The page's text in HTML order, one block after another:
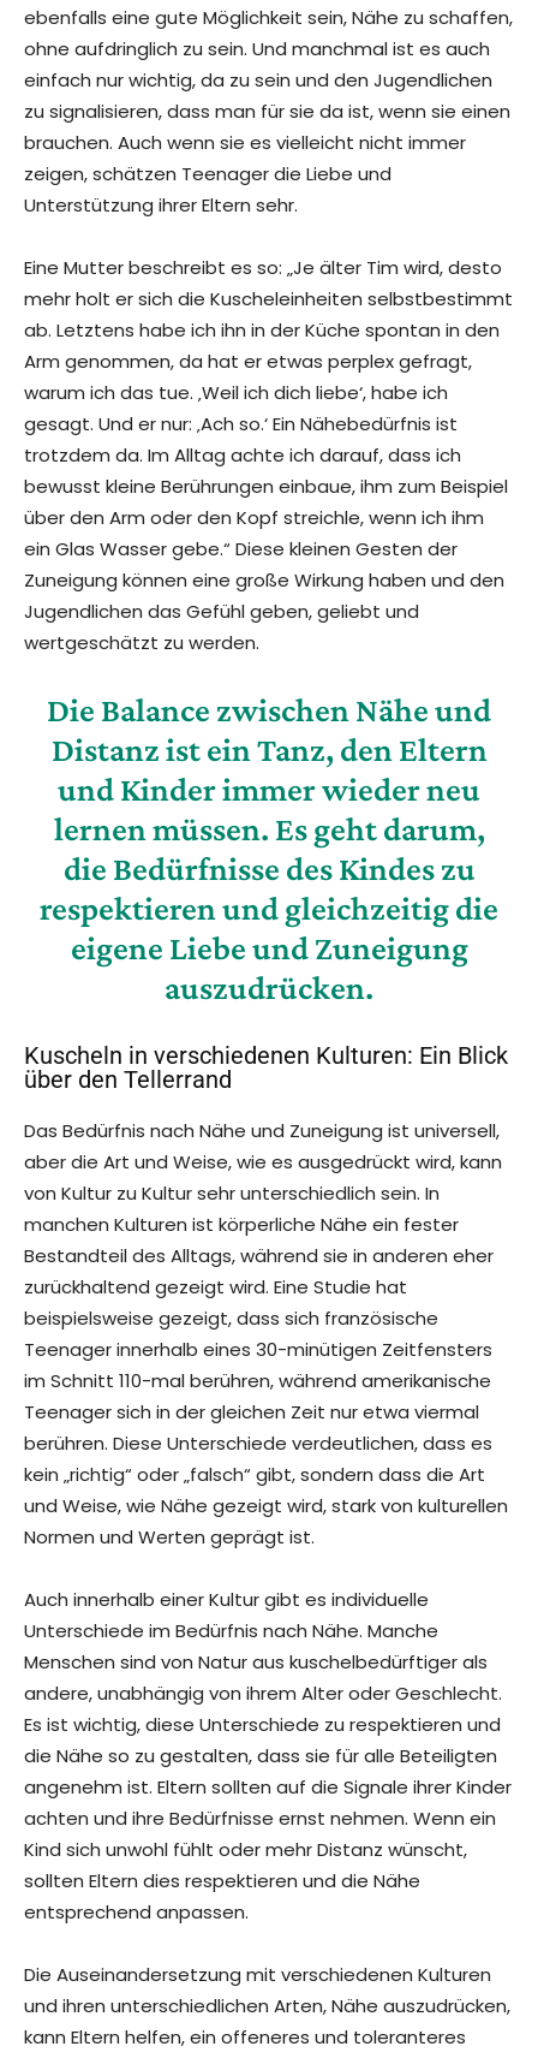
ebenfalls eine gute Möglichkeit sein, Nähe zu schaffen,
ohne aufdringlich zu sein. Und manchmal ist es auch
einfach nur wichtig, da zu sein und den Jugendlichen
zu signalisieren, dass man für sie da ist, wenn sie einen
brauchen. Auch wenn sie es vielleicht nicht immer
zeigen, schätzen Teenager die Liebe und
Unterstützung ihrer Eltern sehr.
Eine Mutter beschreibt es so: „Je älter Tim wird, desto
mehr holt er sich die Kuscheleinheiten selbstbestimmt
ab. Letztens habe ich ihn in der Küche spontan in den
Arm genommen, da hat er etwas perplex gefragt,
warum ich das tue. ‚Weil ich dich liebe‘, habe ich
gesagt. Und er nur: ‚Ach so.‘ Ein Nähebedürfnis ist
trotzdem da. Im Alltag achte ich darauf, dass ich
bewusst kleine Berührungen einbaue, ihm zum Beispiel
über den Arm oder den Kopf streichle, wenn ich ihm
ein Glas Wasser gebe.“ Diese kleinen Gesten der
Zuneigung können eine große Wirkung haben und den
Jugendlichen das Gefühl geben, geliebt und
wertgeschätzt zu werden.
Die Balance zwischen Nähe und
Distanz ist ein Tanz, den Eltern
und Kinder immer wieder neu
lernen müssen. Es geht darum,
die Bedürfnisse des Kindes zu
respektieren und gleichzeitig die
eigene Liebe und Zuneigung
auszudrücken.
Kuscheln in verschiedenen Kulturen: Ein Blick
über den Tellerrand
Das Bedürfnis nach Nähe und Zuneigung ist universell,
aber die Art und Weise, wie es ausgedrückt wird, kann
von Kultur zu Kultur sehr unterschiedlich sein. In
manchen Kulturen ist körperliche Nähe ein fester
Bestandteil des Alltags, während sie in anderen eher
zurückhaltend gezeigt wird. Eine Studie hat
beispielsweise gezeigt, dass sich französische
Teenager innerhalb eines 30-minütigen Zeitfensters
im Schnitt 110-mal berühren, während amerikanische
Teenager sich in der gleichen Zeit nur etwa viermal
berühren. Diese Unterschiede verdeutlichen, dass es
kein „richtig“ oder „falsch“ gibt, sondern dass die Art
und Weise, wie Nähe gezeigt wird, stark von kulturellen
Normen und Werten geprägt ist.
Auch innerhalb einer Kultur gibt es individuelle
Unterschiede im Bedürfnis nach Nähe. Manche
Menschen sind von Natur aus kuschelbedürftiger als
andere, unabhängig von ihrem Alter oder Geschlecht.
Es ist wichtig, diese Unterschiede zu respektieren und
die Nähe so zu gestalten, dass sie für alle Beteiligten
angenehm ist. Eltern sollten auf die Signale ihrer Kinder
achten und ihre Bedürfnisse ernst nehmen. Wenn ein
Kind sich unwohl fühlt oder mehr Distanz wünscht,
sollten Eltern dies respektieren und die Nähe
entsprechend anpassen.
Die Auseinandersetzung mit verschiedenen Kulturen
und ihren unterschiedlichen Arten, Nähe auszudrücken,
kann Eltern helfen, ein offeneres und toleranteres